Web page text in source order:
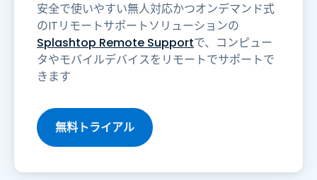
安全で使いやすい無人対応かつオンデマンド式
のITリモートサポートソリューションの
Splashtop Remote Supportで、コンピュー
タやモバイルデバイスをリモートでサポートで
きます
無料トライアル